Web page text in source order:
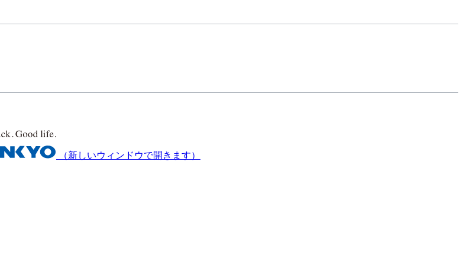
（新しいウィンドウで開きます）